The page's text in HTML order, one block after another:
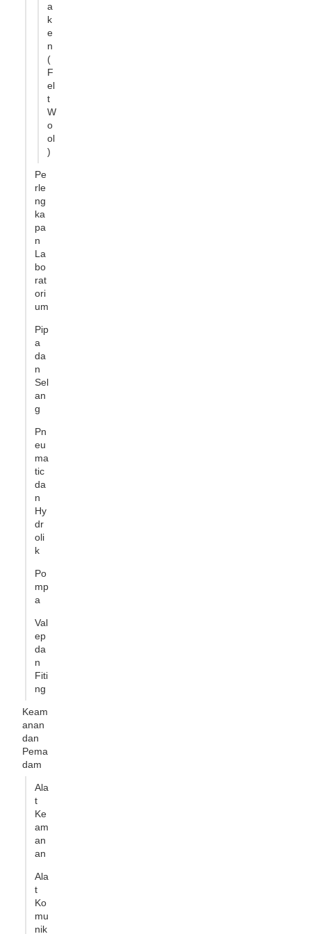
a
k
e
n
(
F
el
t
W
o
ol
)
Pe
rle
ng
ka
pa
n
La
bo
rat
ori
um
Pip
a
da
n
Sel
an
g
Pn
eu
ma
tic
da
n
Hy
dr
oli
k
Po
mp
a
Val
ep
da
n
Fiti
ng
Keam
anan
dan
Pema
dam
Ala
t
Ke
am
an
an
Ala
t
Ko
mu
nik